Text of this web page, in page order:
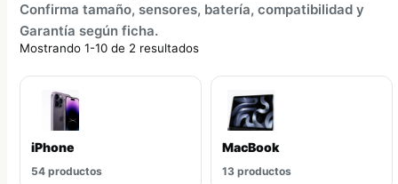
Confirma tamaño, sensores, batería, compatibilidad y
Garantía según ficha.
Mostrando 1-10 de 2 resultados
iPhone
54 productos
MacBook
13 productos